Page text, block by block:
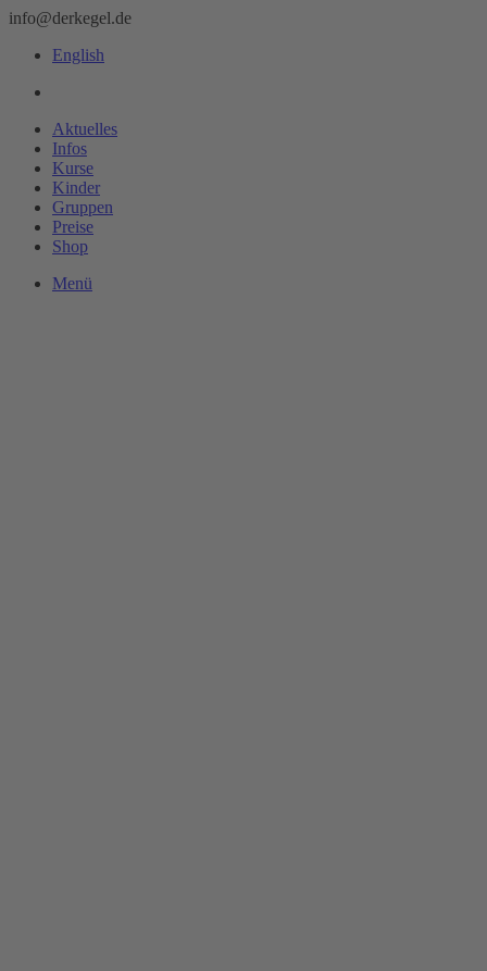
info@derkegel.de
English
Aktuelles
Infos
Kurse
Kinder
Gruppen
Preise
Shop
Menü